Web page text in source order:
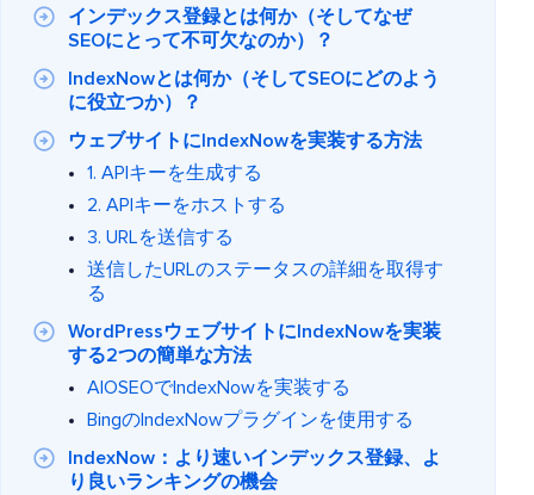
インデックス登録とは何か（そしてなぜ
SEOにとって不可欠なのか）？
IndexNowとは何か（そしてSEOにどのよう
に役立つか）？
ウェブサイトにIndexNowを実装する方法
1. APIキーを生成する
2. APIキーをホストする
3. URLを送信する
送信したURLのステータスの詳細を取得す
る
WordPressウェブサイトにIndexNowを実装
する2つの簡単な方法
AIOSEOでIndexNowを実装する
BingのIndexNowプラグインを使用する
IndexNow：より速いインデックス登録、よ
り良いランキングの機会